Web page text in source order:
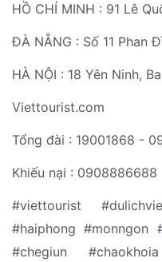
HỒ CHÍ MINH : 91 Lê
ĐÀ NẴNG : Số 11 Phan
HÀ NỘI : 18 Yên Ninh,
Viettourist.com
Tổng đài : 19001868 -
Khiếu nại : 0908886688
#viettourist
#haiphong #monngon
#chegiun